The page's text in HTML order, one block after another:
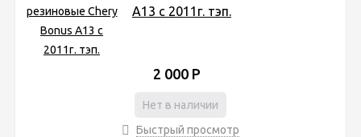
A13 с 2011г. тэп.
2 000 Р
Нет в наличии
Быстрый просмотр